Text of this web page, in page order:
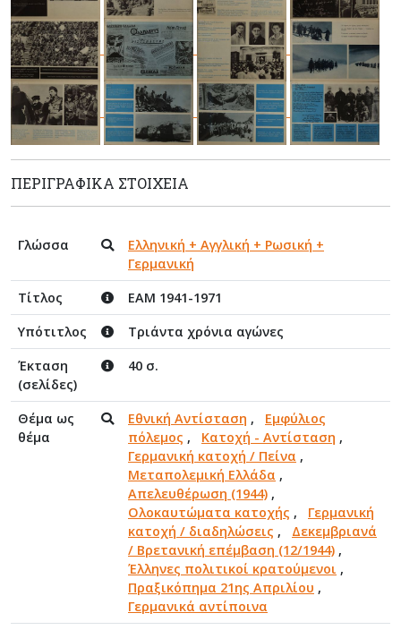
ΠΕΡΙΓΡΑΦΙΚΆ ΣΤΟΙΧΕΊΑ
Γλώσσα
Ελληνική + Αγγλική + Ρωσική +
Γερμανική
Τίτλος
ΕΑΜ 1941-1971
Υπότιτλος
Τριάντα χρόνια αγώνες
Έκταση
(σελίδες)
40 σ.
Θέμα ως
θέμα
Εθνική Αντίσταση , Εμφύλιος
πόλεμος , Κατοχή - Αντίσταση ,
Γερμανική κατοχή / Πείνα ,
Μεταπολεμική Ελλάδα ,
Απελευθέρωση (1944) ,
Ολοκαυτώματα κατοχής , Γερμανική
κατοχή / διαδηλώσεις , Δεκεμβριανά
/ Βρετανική επέμβαση (12/1944) ,
Έλληνες πολιτικοί κρατούμενοι ,
Πραξικόπημα 21ης Απριλίου ,
Γερμανικά αντίποινα